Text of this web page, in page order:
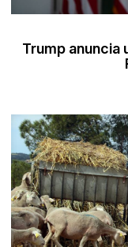
Trump anuncia